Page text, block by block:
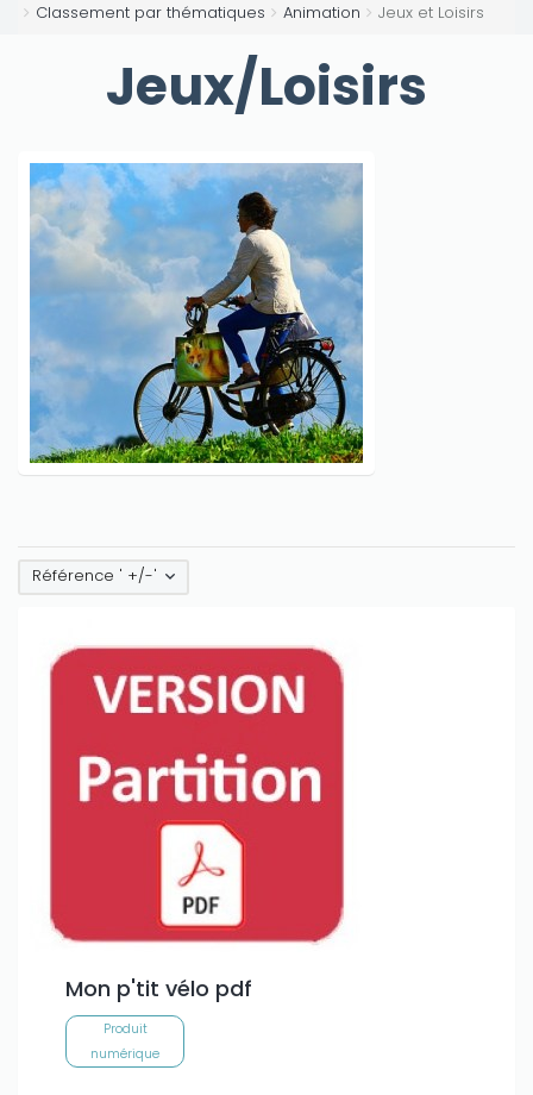
Classement par thématiques
Animation Jeux et Loisirs
Jeux/Loisirs
Référence ' +/-'
Mon p'tit vélo pdf
Produit
numérique